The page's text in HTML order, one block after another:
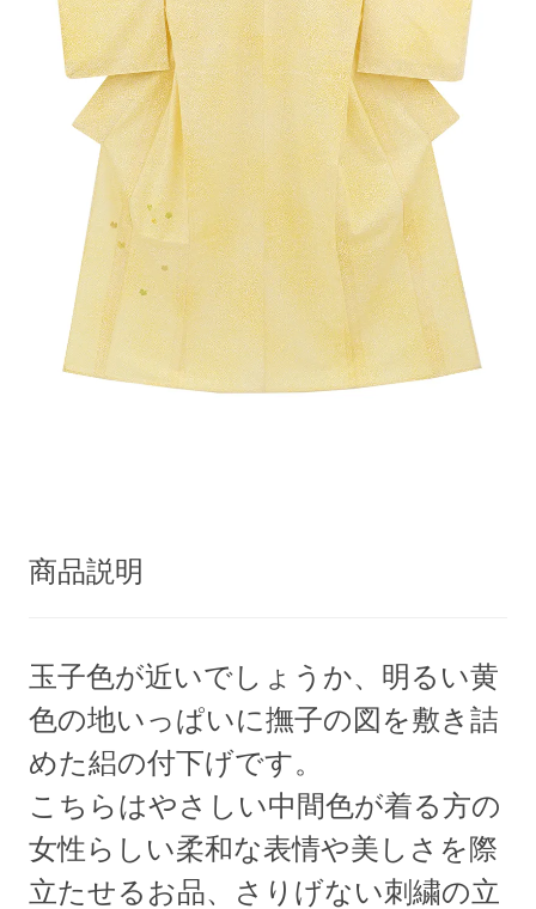
商品説明
玉子色が近いでしょうか、明るい黄
色の地いっぱいに撫子の図を敷き詰
めた絽の付下げです。
こちらはやさしい中間色が着る方の
女性らしい柔和な表情や美しさを際
立たせるお品、さりげない刺繍の立